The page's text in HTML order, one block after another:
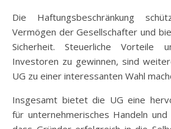
Die Haftungsbeschränkung
Vermögen der Gesellschafter und
Sicherheit. Steuerliche Vorteile
Investoren zu gewinnen, sind
UG zu einer interessanten Wahl
Insgesamt bietet die UG eine
für unternehmerisches Handeln